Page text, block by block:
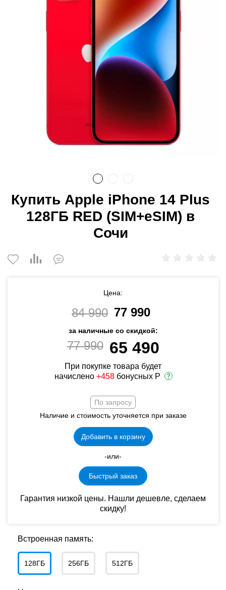
Купить Apple iPhone 14 Plus
128ГБ RED (SIM+eSIM) в
Сочи
Цена:
84 990 77 990
за наличные со скидкой:
77 990 65 490
При покупке товара будет
начислено +458 бонусных Р
По запросу
Наличие и стоимость уточняется при заказе
Добавить в корзину
-или-
Быстрый заказ
Гарантия низкой цены. Нашли дешевле, сделаем
скидку!
Встроенная память:
128ГБ 256ГБ 512ГБ